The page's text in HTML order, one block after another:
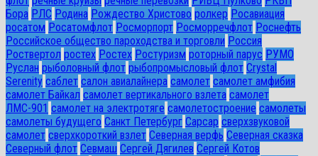
Бора РЛС Родина Рождество Христово ролкер Росавиация
росатом Росатомфлот Росморпорт Росморречфлот Роснефть
Российское общество пароходства и торговли Россия
Роствертол ростех Ростех Ростуризм роторный парус РУМО
Руслан рыболовный флот рыбопромысловый флот Сrystal
Serenity саблет салон авиалайнера самолет самолет амфибия
самолет Байкал самолет вертикального взлета самолет
ЛМС-901 самолет на электротяге самолетостроение самолеты
самолеты будущего Санкт Петербург Сарсар сверхзвуковой
самолет сверхкороткий взлет Северная верфь Северная сказка
Северный флот Севмаш Сергей Дягилев Сергей Котов